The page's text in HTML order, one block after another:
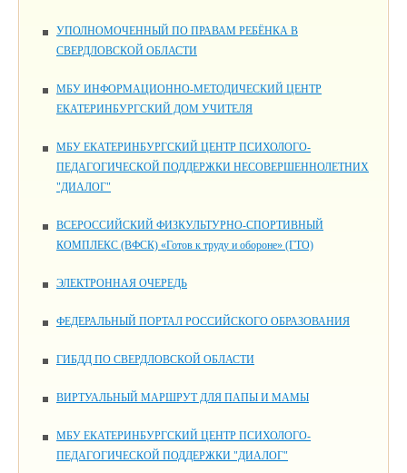
УПОЛНОМОЧЕННЫЙ ПО ПРАВАМ РЕБЁНКА В
СВЕРДЛОВСКОЙ ОБЛАСТИ
МБУ ИНФОРМАЦИОННО-МЕТОДИЧЕСКИЙ ЦЕНТР
ЕКАТЕРИНБУРГСКИЙ ДОМ УЧИТЕЛЯ
МБУ ЕКАТЕРИНБУРГСКИЙ ЦЕНТР ПСИХОЛОГО-
ПЕДАГОГИЧЕСКОЙ ПОДДЕРЖКИ НЕСОВЕРШЕННОЛЕТНИХ
"ДИАЛОГ"
ВСЕРОССИЙСКИЙ ФИЗКУЛЬТУРНО-СПОРТИВНЫЙ
КОМПЛЕКС (ВФСК) «Готов к труду и обороне» (ГТО)
ЭЛЕКТРОННАЯ ОЧЕРЕДЬ
ФЕДЕРАЛЬНЫЙ ПОРТАЛ РОССИЙСКОГО ОБРАЗОВАНИЯ
ГИБДД ПО СВЕРДЛОВСКОЙ ОБЛАСТИ
ВИРТУАЛЬНЫЙ МАРШРУТ ДЛЯ ПАПЫ И МАМЫ
МБУ ЕКАТЕРИНБУРГСКИЙ ЦЕНТР ПСИХОЛОГО-
ПЕДАГОГИЧЕСКОЙ ПОДДЕРЖКИ "ДИАЛОГ"